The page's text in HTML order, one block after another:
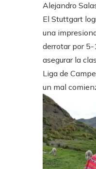
Alejandro
El Stuttgart
una
derrotar por 5-
asegurar la
Liga de
un mal